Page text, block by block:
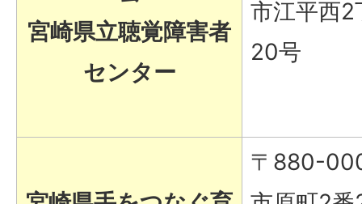
宮崎県立聴覚障害者
センター
市江平西2
20号
〒880-